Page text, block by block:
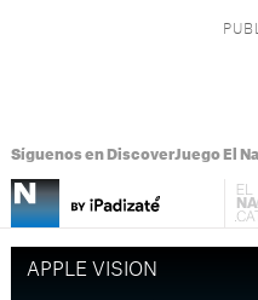
Síguenos en DiscoverJuego El
APPLE VISION